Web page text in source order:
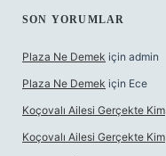
SON YORUMLAR
Plaza Ne Demek için admin
Plaza Ne Demek için Ece
Koçovalı Ailesi Gerçekte Kim
Koçovalı Ailesi Gerçekte Kim